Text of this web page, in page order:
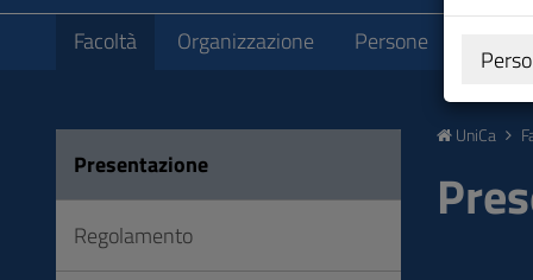
navigazione
Submenu
Facoltà Organizzazione Persone
UniCa
Presentazione
Regolamento